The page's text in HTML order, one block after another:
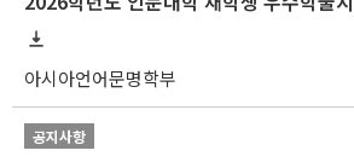
아시아언어문명학부
공지사항